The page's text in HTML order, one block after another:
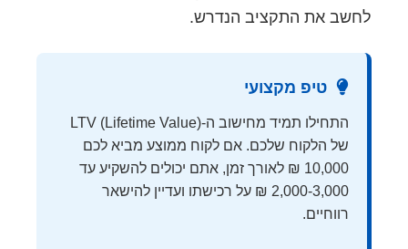
לחשב את התקציב הנדרש.
טיפ מקצועי
התחילו תמיד מחישוב ה-LTV (Lifetime Value)
של הלקוח שלכם. אם לקוח ממוצע מביא לכם
10,000 ₪ לאורך זמן, אתם יכולים להשקיע עד
2,000-3,000 ₪ על רכישתו ועדיין להישאר
רווחיים.